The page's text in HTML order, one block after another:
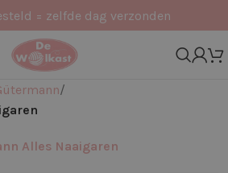
= zelfde dag verzonden
Alles Naaigaren